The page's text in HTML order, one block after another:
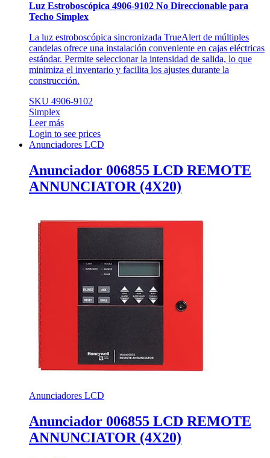
Luz Estroboscópica 4906-9102 No Direccionable para
Techo Simplex
La luz estroboscópica sincronizada TrueAlert de múltiples
candelas ofrece una instalación conveniente en cajas eléctricas
estándar. Permite seleccionar la intensidad de salida, lo que
minimiza el inventario y facilita los ajustes durante la
construcción.
SKU 4906-9102
Simplex
Leer más
Login to see prices
Anunciadores LCD
Anunciador 006855 LCD REMOTE
ANNUNCIATOR (4X20)
Anunciadores LCD
Anunciador 006855 LCD REMOTE
ANNUNCIATOR (4X20)